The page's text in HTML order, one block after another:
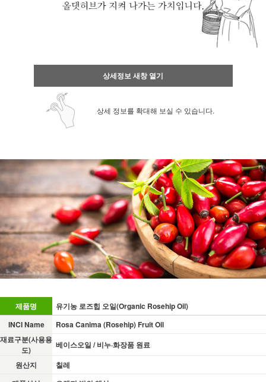
상세정보 새창 열기
상세 정보를 확대해 보실 수 있습니다.
제품명
유기농 로즈힙 오일(Organic Rosehip Oil)
INCI Name
Rosa Canima (Rosehip) Fruit Oil
재료구분(사용용
도)
베이스오일 / 비누·화장품 원료
원산지
칠레